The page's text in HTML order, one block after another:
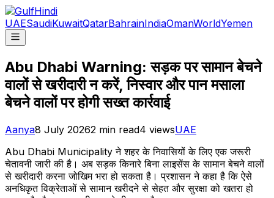
UAESaudiKuwaitQatarBahrainIndiaOmanWorldYemen
Abu Dhabi Warning: सड़क पर सामान बेचने
वालों से खरीदारी न करें, निस्वार और पान मसाला
बेचने वालों पर होगी सख्त कार्रवाई
Aanya8 July 20262 min read4 viewsUAE
Abu Dhabi Municipality ने शहर के निवासियों के लिए एक जरूरी
चेतावनी जारी की है। अब सड़क किनारे बिना लाइसेंस के सामान बेचने वालों
से खरीदारी करना जोखिम भरा हो सकता है। प्रशासन ने कहा है कि ऐसे
अनधिकृत विक्रेताओं से सामान खरीदने से सेहत और सुरक्षा को खतरा हो